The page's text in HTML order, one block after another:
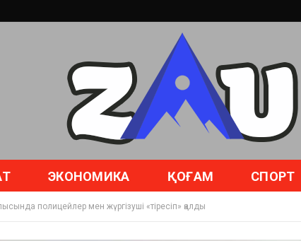
ЭКОНОМИКА ҚОҒАМ СПОРТ
полицейлер мен жүргізуші «тіресіп» қалды